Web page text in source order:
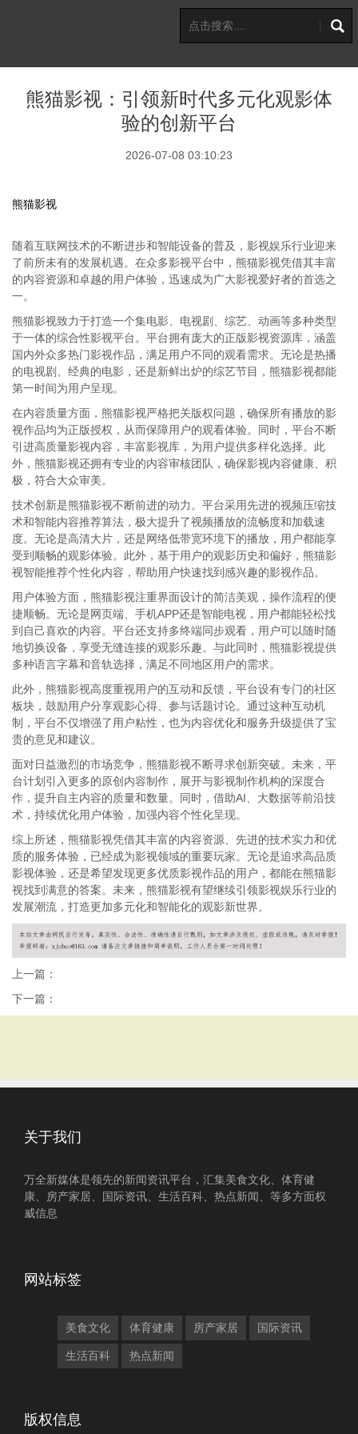
熊猫影视：引领新时代多元化观影体
验的创新平台
2026-07-08 03:10:23
熊猫影视
随着互联网技术的不断进步和智能设备的普及，影视娱乐行业迎来
了前所未有的发展机遇。在众多影视平台中，熊猫影视凭借其丰富
的内容资源和卓越的用户体验，迅速成为广大影视爱好者的首选之
一。
熊猫影视致力于打造一个集电影、电视剧、综艺、动画等多种类型
于一体的综合性影视平台。平台拥有庞大的正版影视资源库，涵盖
国内外众多热门影视作品，满足用户不同的观看需求。无论是热播
的电视剧、经典的电影，还是新鲜出炉的综艺节目，熊猫影视都能
第一时间为用户呈现。
在内容质量方面，熊猫影视严格把关版权问题，确保所有播放的影
视作品均为正版授权，从而保障用户的观看体验。同时，平台不断
引进高质量影视内容，丰富影视库，为用户提供多样化选择。此
外，熊猫影视还拥有专业的内容审核团队，确保影视内容健康、积
极，符合大众审美。
技术创新是熊猫影视不断前进的动力。平台采用先进的视频压缩技
术和智能内容推荐算法，极大提升了视频播放的流畅度和加载速
度。无论是高清大片，还是网络低带宽环境下的播放，用户都能享
受到顺畅的观影体验。此外，基于用户的观影历史和偏好，熊猫影
视智能推荐个性化内容，帮助用户快速找到感兴趣的影视作品。
用户体验方面，熊猫影视注重界面设计的简洁美观，操作流程的便
捷顺畅。无论是网页端、手机APP还是智能电视，用户都能轻松找
到自己喜欢的内容。平台还支持多终端同步观看，用户可以随时随
地切换设备，享受无缝连接的观影乐趣。与此同时，熊猫影视提供
多种语言字幕和音轨选择，满足不同地区用户的需求。
此外，熊猫影视高度重视用户的互动和反馈，平台设有专门的社区
板块，鼓励用户分享观影心得、参与话题讨论。通过这种互动机
制，平台不仅增强了用户粘性，也为内容优化和服务升级提供了宝
贵的意见和建议。
面对日益激烈的市场竞争，熊猫影视不断寻求创新突破。未来，平
台计划引入更多的原创内容制作，展开与影视制作机构的深度合
作，提升自主内容的质量和数量。同时，借助AI、大数据等前沿技
术，持续优化用户体验，加强内容个性化呈现。
综上所述，熊猫影视凭借其丰富的内容资源、先进的技术实力和优
质的服务体验，已经成为影视领域的重要玩家。无论是追求高品质
影视体验，还是希望发现更多优质影视作品的用户，都能在熊猫影
视找到满意的答案。未来，熊猫影视有望继续引领影视娱乐行业的
发展潮流，打造更加多元化和智能化的观影新世界。
上一篇：
下一篇：
关于我们
万全新媒体是领先的新闻资讯平台，汇集美食文化、体育健
康、房产家居、国际资讯、生活百科、热点新闻、等多方面权
威信息
网站标签
美食文化 体育健康 房产家居 国际资讯
生活百科 热点新闻
版权信息